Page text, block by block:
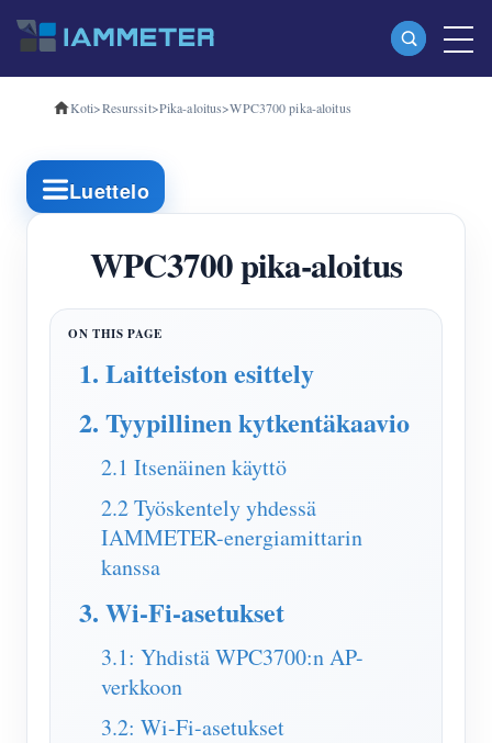
Tuotteet
Yksivaiheinen Wi-Fi-energiamittari (WEM3080)
Kolmivaiheinen Wi-Fi-energiamittari (WEM3080T)
Kolmivaiheinen Wi-Fi-energiamittari (WEM3046T)
Kolmivaiheinen Wi-Fi-energiamittari (WEM3050T)
WiFi-virranohjain
IAMMETER Cloud Pro
Itsepalvelupalvelu
EV laturi
IAMMETER Simulaattori
Virtuaalimittari
Sovellukset
Aurinkosähköjärjestelmän energianäyttö
Sähkönkulutuksen seuranta
Store
Resurssit
Koti>Resurssit>Pika-aloitus>WPC3700 pika-aloitus
Luettelo
WPC3700 pika-aloitus
1. Laitteiston esittely
2. Tyypillinen kytkentäkaavio
2.1 Itsenäinen käyttö
2.2 Työskentely yhdessä
IAMMETER-energiamittarin
kanssa
3. Wi-Fi-asetukset
3.1: Yhdistä WPC3700:n AP-
verkkoon
3.2: Wi-Fi-asetukset